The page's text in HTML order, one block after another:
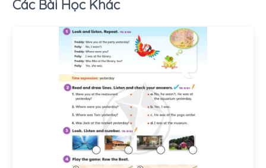
Các Bài Học Khác